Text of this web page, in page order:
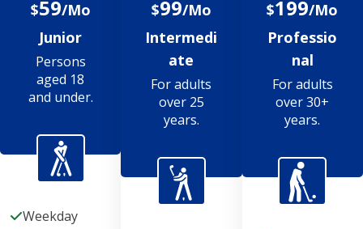
$59/Mo
Junior
Persons
aged 18
and under.
Weekday
$99/Mo
Intermedi
ate
For adults
over 25
years.
$199/Mo
Professio
nal
For adults
over 30+
years.